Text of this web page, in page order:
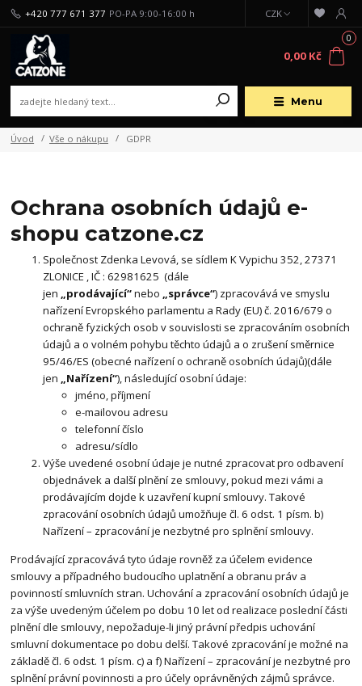
Menu
CZK
+420 777 671 377 PO-PA 9:00-16:00 h
0
0,00 Kč
Úvod Vše o nákupu GDPR
Ochrana osobních údajů e-
shopu catzone.cz
Společnost Zdenka Levová, se sídlem K Vypichu 352, 27371
ZLONICE , IČ : 62981625 (dále
jen „prodávající“nebo „správce“) zpracovává ve smyslu
nařízení Evropského parlamentu a Rady (EU) č. 2016/679 o
ochraně fyzických osob v souvislosti se zpracováním osobních
údajů a o volném pohybu těchto údajů a o zrušení směrnice
95/46/ES (obecné nařízení o ochraně osobních údajů)(dále
jen „Nařízení“), následující osobní údaje:
jméno, příjmení
e-mailovou adresu
telefonní číslo
adresu/sídlo
Výše uvedené osobní údaje je nutné zpracovat pro odbavení
objednávek a další plnění ze smlouvy, pokud mezi vámi a
prodávajícím dojde k uzavření kupní smlouvy. Takové
zpracování osobních údajů umožňuje čl. 6 odst. 1 písm. b)
Nařízení – zpracování je nezbytné pro splnění smlouvy.
Prodávající zpracovává tyto údaje rovněž za účelem evidence
smlouvy a případného budoucího uplatnění a obranu práv a
povinností smluvních stran. Uchování a zpracování osobních údajů je
za výše uvedeným účelem po dobu 10 let od realizace poslední části
plnění dle smlouvy, nepožaduje-li jiný právní předpis uchování
smluvní dokumentace po dobu delší. Takové zpracování je možné na
základě čl. 6 odst. 1 písm. c) a f) Nařízení – zpracování je nezbytné pro
splnění právní povinnosti a pro účely oprávněných zájmů správce.